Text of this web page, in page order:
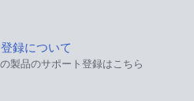
録について
製品のサポート登録はこちら